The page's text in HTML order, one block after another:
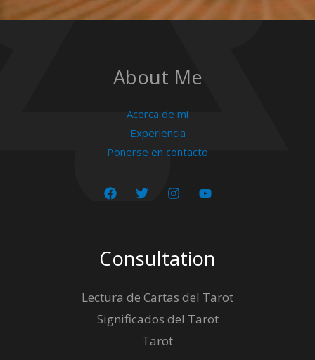
About Me
Acerca de mi
Experiencia
Ponerse en contacto
Consultation
Lectura de Cartas del Tarot
Significados del Tarot
Tarot